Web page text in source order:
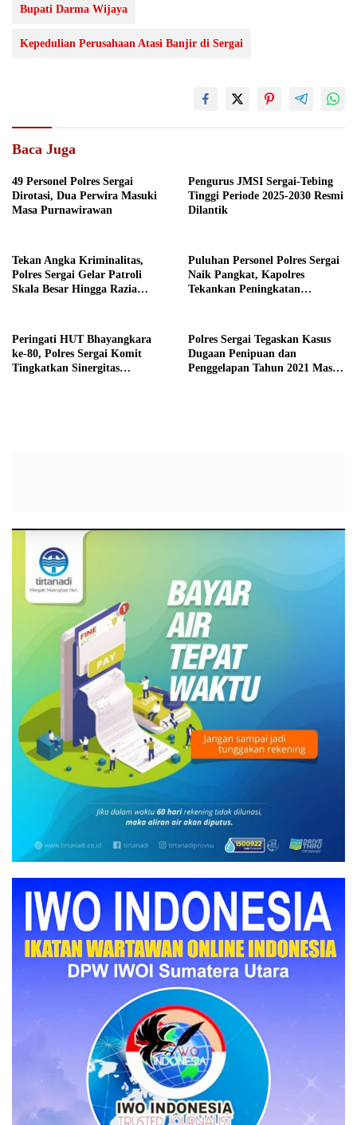
Bupati Darma Wijaya
Kepedulian Perusahaan Atasi Banjir di Sergai
Baca Juga
49 Personel Polres Sergai
Dirotasi, Dua Perwira Masuki
Masa Purnawirawan
Pengurus JMSI Sergai-Tebing
Tinggi Periode 2025-2030 Resmi
Dilantik
Tekan Angka Kriminalitas,
Polres Sergai Gelar Patroli
Skala Besar Hingga Razia
Puluhan Personel Polres Sergai
Naik Pangkat, Kapolres
Tekankan Peningkatan
Peringati HUT Bhayangkara
ke-80, Polres Sergai Komit
Tingkatkan Sinergitas
Polres Sergai Tegaskan Kasus
Dugaan Penipuan dan
Penggelapan Tahun 2021 Masih